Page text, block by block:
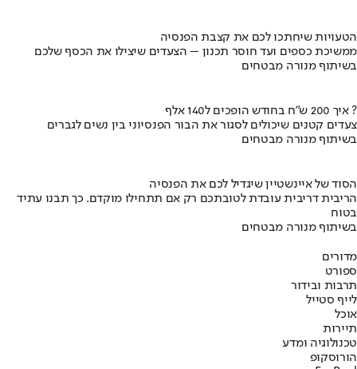
הטעויות שיחתכו לכם את קצבת הפנסיה
ממשיכת כספים ועד חוסר תכנון – הצעדים שיצילו את הכסף שלכם
בשיתוף מנורה מבטחים
איך 200 ש"ח בחודש הופכים ל140 אלף ?
צעדים קטנים שיכולים לסגור את הבור הפנסיוני בין נשים לגברים
בשיתוף מנורה מבטחים
הסוד של איינשטיין שיגדיל לכם את הפנסיה
הריבית דריבית עובדת לטובתכם רק אם תתחילו מוקדם. כך תבנו עתיד
בטוח
בשיתוף מנורה מבטחים
מדורים
ספורט
תרבות ובידור
לייף סטייל
אוכל
תיירות
טכנולוגיה ומדע
הורוסקופ